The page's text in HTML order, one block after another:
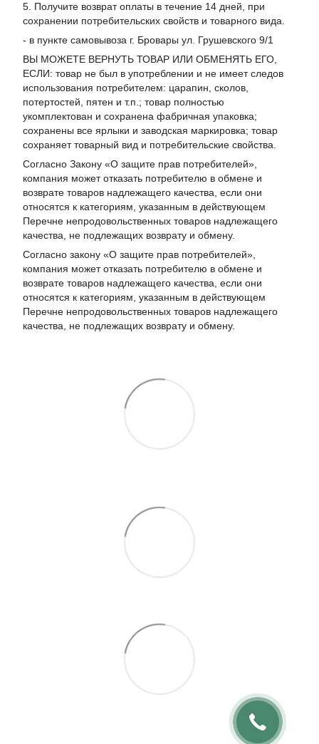
5. Получите возврат оплаты в течение 14 дней, при
сохранении потребительских свойств и товарного вида.
- в пункте самовывоза г. Бровары ул. Грушевского 9/1
ВЫ МОЖЕТЕ ВЕРНУТЬ ТОВАР ИЛИ ОБМЕНЯТЬ ЕГО,
ЕСЛИ: товар не был в употреблении и не имеет следов
использования потребителем: царапин, сколов,
потертостей, пятен и т.п.; товар полностью
укомплектован и сохранена фабричная упаковка;
сохранены все ярлыки и заводская маркировка; товар
сохраняет товарный вид и потребительские свойства.
Согласно Закону «О защите прав потребителей»,
компания может отказать потребителю в обмене и
возврате товаров надлежащего качества, если они
относятся к категориям, указанным в действующем
Перечне непродовольственных товаров надлежащего
качества, не подлежащих возврату и обмену.
Согласно закону «О защите прав потребителей»,
компания может отказать потребителю в обмене и
возврате товаров надлежащего качества, если они
относятся к категориям, указанным в действующем
Перечне непродовольственных товаров надлежащего
качества, не подлежащих возврату и обмену.